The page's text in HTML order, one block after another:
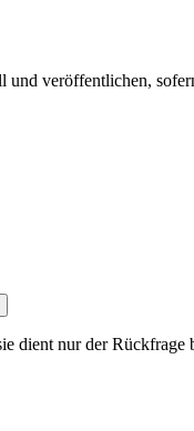
veröffentlichen,
dient nur der Rückfrage